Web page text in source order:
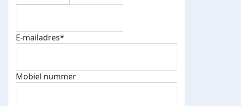
E-mailadres*
Mobiel nummer